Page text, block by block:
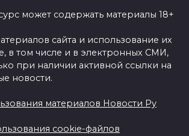
может содержать материалы 18+
сайта и использование их
в том числе и в электронных СМИ,
при наличии активной ссылки на
новости.
материалов Новости Ру
cookie-файлов